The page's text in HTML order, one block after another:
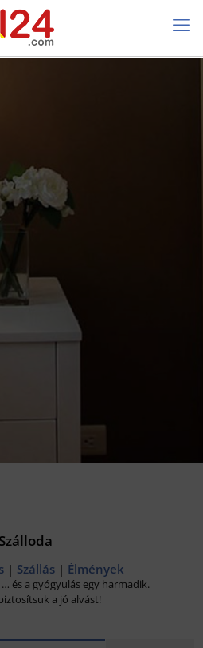
| Szállás | Élmények
és a gyógyulás egy harmadik.
a jó alvást!